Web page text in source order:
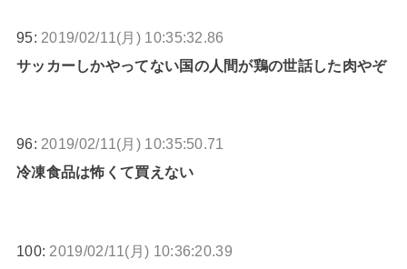
95: 2019/02/11(月) 10:35:32.86
サッカーしかやってない国の人間が鶏の世話した肉やぞ
96: 2019/02/11(月) 10:35:50.71
冷凍食品は怖くて買えない
100: 2019/02/11(月) 10:36:20.39